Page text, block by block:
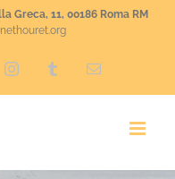
Greca, 11, 00186 Roma RM
InstagramTumblrEmail